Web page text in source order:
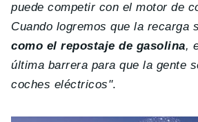
puede competir con el motor de
Cuando logremos que la recarga
como el repostaje de gasolina,
última barrera para que la gente
coches eléctricos".